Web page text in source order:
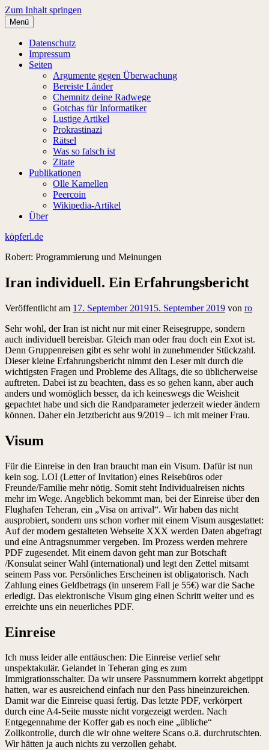
Zum Inhalt springen
Menü
Datenschutz
Impressum
Seiten
Argumente gegen Überwachung
Bereiste Länder
Chemnitz deine Radwege
Gotchas für Informatiker
Lustige Artikel
Prokrastinazi
Rätsel
Was so falsch ist
Zitate
Publikationen
Olle Kamellen
Peercoin
Wikipedia-Artikel
Über
köpferl.de
Robert: Programmierung und Meinungen
Iran individuell. Ein Erfahrungsbericht
Veröffentlicht am 17. September 201915. September 2019 von ro
Sehr wohl, der Iran ist nicht nur mit einer Reisegruppe, sondern
auch individuell bereisbar. Gleich man oder frau doch ein Exot ist.
Denn Gruppenreisen gibt es sehr wohl in zunehmender Stückzahl.
Dieser kleine Erfahrungsbericht nimmt den Leser mit durch die
wichtigsten Fragen und Probleme des Alltags, die so üblicherweise
auftreten. Dabei ist zu beachten, dass es so gehen kann, aber auch
anders und womöglich besser, da ich keineswegs die Weisheit
gepachtet habe und sich die Randparameter jederzeit wieder ändern
können. Daher ein Jetztbericht aus 9/2019 – ich mit meiner Frau.
Visum
Für die Einreise in den Iran braucht man ein Visum. Dafür ist nun
kein sog. LOI (Letter of Invitation) eines Reisebüros oder
Freunde/Familie mehr nötig. Somit steht Individualreisen nichts
mehr im Wege. Angeblich bekommt man, bei der Einreise über den
Flughafen Teheran, ein „Visa on arrival“. Wir haben das nicht
ausprobiert, sondern uns schon vorher mit einem Visum ausgestattet:
Auf der modern gestalteten Webseite XXX werden Daten abgefragt
und eine Antragsnummer vergeben. Im Prozess werden mehrere
PDF zugesendet. Mit einem davon geht man zur Botschaft
/Konsulat seiner Wahl (international) und legt den Zettel mitsamt
seinem Pass vor. Persönliches Erscheinen ist obligatorisch. Nach
Zahlung eines Geldbetrags (in unserem Fall je 55€) war die Sache
erledigt. Das elektronische Visum ging einen Schritt weiter und es
erreichte uns ein neuerliches PDF.
Einreise
Ich muss leider alle enttäuschen: Die Einreise verlief sehr
unspektakulär. Gelandet in Teheran ging es zum
Immigrationsschalter. Da wir unsere Passnummern korrekt abgetippt
hatten, war es ausreichend einfach nur den Pass hineinzureichen.
Damit war die Einreise quasi fertig. Das letzte PDF, verkörpert
durch eine A4-Seite musste nicht vorgezeigt werden. Nach
Entgegennahme der Koffer gab es noch eine „übliche“
Zollkontrolle, durch die wir ohne weitere Scans o.ä. durchrutschten.
Wir hätten ja auch nichts zu verzollen gehabt.